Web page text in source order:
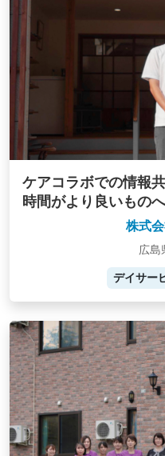
ケアコラボでの情報
時間がより良いもの
株式
広島
デイサー